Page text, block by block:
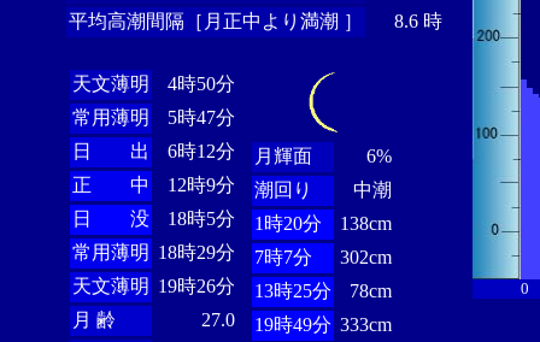
平均高潮間隔［月正中より満潮 ］
8.6 時
天文薄明
4時50分
常用薄明
5時47分
日 出
6時12分
正 中
12時9分
日 没
18時5分
常用薄明 18時29分
天文薄明 19時26分
月 齢
27.0
月輝面
6%
潮回り
中潮
1時20分
138cm
7時7分
302cm
13時25分
78cm
19時49分 333cm
0